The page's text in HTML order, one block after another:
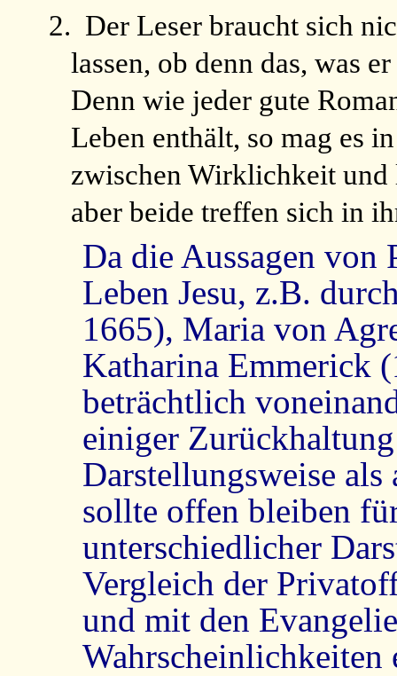
2. Der Leser braucht sich
lassen, ob denn das, was
Denn wie jeder gute
Leben enthält, so mag es
zwischen Wirklichkeit und
aber beide treffen sich in
Da die Aussagen von
Leben Jesu, z.B.
1665), Maria von
Katharina Emmerick
beträchtlich
einiger
Darstellungsweise
sollte offen bleiben
unterschiedlicher
Vergleich der
und mit den
Wahrscheinlichkeiten